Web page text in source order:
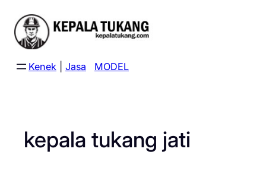
content
Kenek Jasa MODEL
kepala tukang jati